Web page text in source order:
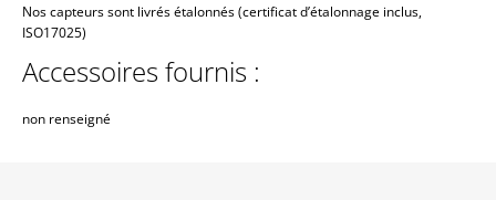
Nos capteurs sont livrés étalonnés (certificat d’étalonnage inclus,
ISO17025)
Accessoires fournis :
non renseigné